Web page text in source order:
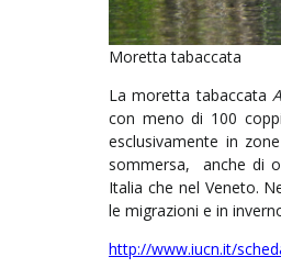
Moretta tabaccata
La moretta tabaccata
con meno di 100
esclusivamente in
sommersa, anche di
Italia che nel Veneto.
le migrazioni e in
http://www.iucn.it/